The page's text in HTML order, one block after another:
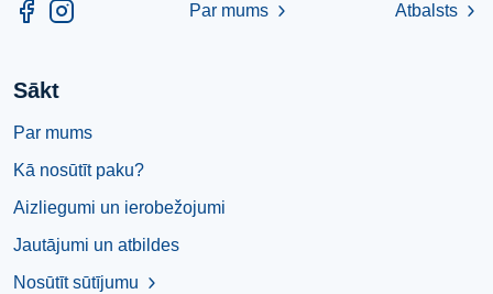
Par mums chevron_right Atbalsts chevron_right
Sākt
Par mums
Kā nosūtīt paku?
Aizliegumi un ierobežojumi
Jautājumi un atbildes
Nosūtīt sūtījumu
chevron_right